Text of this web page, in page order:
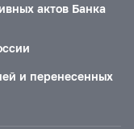
актов Банка
и перенесенных